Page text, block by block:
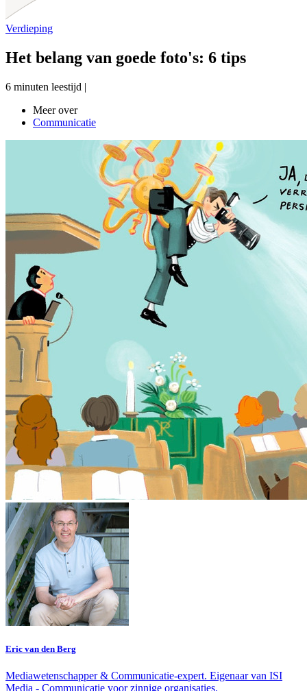
Verdieping
Het belang van goede foto's: 6 tips
6 minuten leestijd |
Meer over
Communicatie
Eric van den Berg
Mediawetenschapper & Communicatie-expert. Eigenaar van ISI
Media - Communicatie voor zinnige organisaties.